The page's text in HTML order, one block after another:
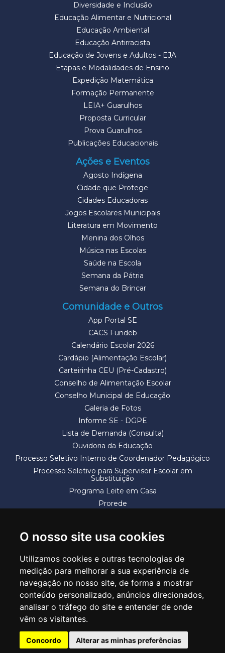
O nosso site usa cookies
Utilizamos cookies e outras tecnologias de
medição para melhorar a sua experiência de
navegação no nosso site, de forma a mostrar
conteúdo personalizado, anúncios direcionados,
analisar o tráfego do site e entender de onde
vêm os visitantes.
Concordo Alterar as minhas preferências
Diversidade e Inclusão
Educação Alimentar e Nutricional
Educação Ambiental
Educação Antirracista
Educação de Jovens e Adultos - EJA
Etapas e Modalidades de Ensino
Expedição Matemática
Formação Permanente
LEIA+ Guarulhos
Proposta Curricular
Prova Guarulhos
Publicações Educacionais
Ações e Eventos
Agosto Indígena
Cidade que Protege
Cidades Educadoras
Jogos Escolares Municipais
Literatura em Movimento
Menina dos Olhos
Música nas Escolas
Saúde na Escola
Semana da Pátria
Semana do Brincar
Comunidade e Outros
App Portal SE
CACS Fundeb
Calendário Escolar 2026
Cardápio (Alimentação Escolar)
Carteirinha CEU (Pré-Cadastro)
Conselho de Alimentação Escolar
Conselho Municipal de Educação
Galeria de Fotos
Informe SE - DGPE
Lista de Demanda (Consulta)
Ouvidoria da Educação
Processo Seletivo Interno de Coordenador Pedagógico
Processo Seletivo para Supervisor Escolar em
Substituição
Programa Leite em Casa
Prorede
SECRETARIA DE EDUCAÇÃO
Rua Claudino Barbosa, 313 - Macedo - Guarulhos/SP CEP 07113-040
Central de Atendimento: *55 11 2475-7300